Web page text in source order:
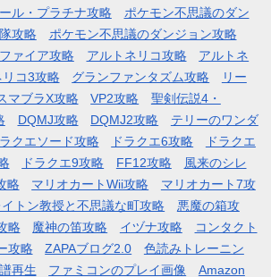
ル・プラチナ攻略
ポケモン不思議のダン
攻略
ポケモン不思議のダンジョン攻略
ァイア攻略
アルトネリコ攻略
アルトネ
コ3攻略 グランファンタズム攻略
リー
マブラX攻略 VP2攻略
聖剣伝説4・
DQMJ攻略 DQMJ2攻略
テリーのワンダ
ラクエソード攻略 ドラクエ6攻略
ドラクエ
ドラクエ9攻略 FF12攻略
風来のシレ
略 マリオカートWii攻略
マリオカート7攻
イトン教授と不思議な町攻略
悪魔の箱攻
略 魔神の笛攻略 イヅナ攻略
コンタクト
攻略 ZAPAブログ2.0
色読みトレーニン
再生 ファミコンのプレイ画像 Amazon